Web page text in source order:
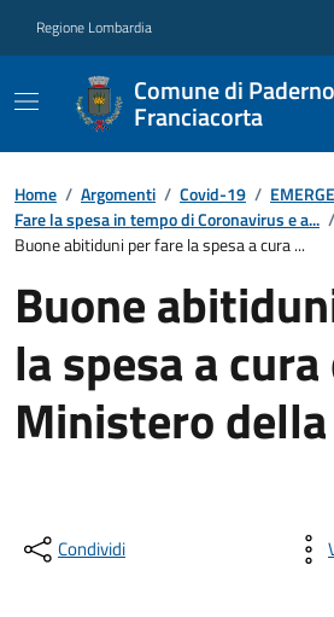
Regione Lombardia
Comune di Paderno
Franciacorta
Home / Argomenti / Covid-19 /
Fare la spesa in tempo di Coronavirus e a... /
Buone abitiduni per fare la spesa a cura ...
Buone
la spesa a
Ministero
Condividi